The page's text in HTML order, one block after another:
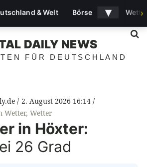
DAILY NEWS
FÜR DEUTSCHLAND
2. August 2026 16:14
Wetter, Wetter
in Höxter:
26 Grad
& Welt Börse ▾ ›